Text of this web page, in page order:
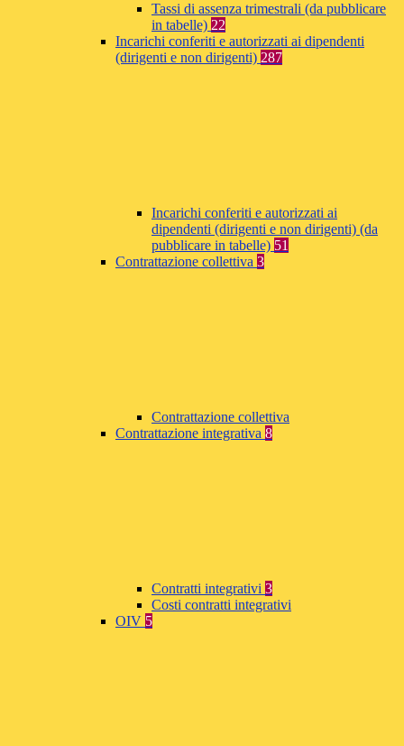
Tassi di assenza trimestrali (da pubblicare
in tabelle) 22
Incarichi conferiti e autorizzati ai dipendenti
(dirigenti e non dirigenti) 287
Incarichi conferiti e autorizzati ai
dipendenti (dirigenti e non dirigenti) (da
pubblicare in tabelle) 51
Contrattazione collettiva 3
Contrattazione collettiva
Contrattazione integrativa 8
Contratti integrativi 3
Costi contratti integrativi
OIV 5